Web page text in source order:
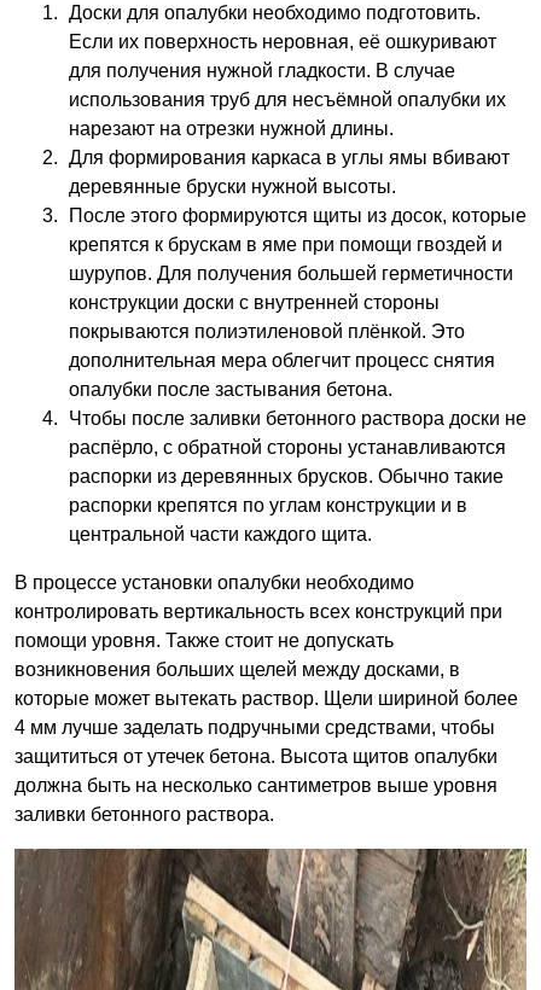
Доски для опалубки необходимо подготовить.
Если их поверхность неровная, её ошкуривают
для получения нужной гладкости. В случае
использования труб для несъёмной опалубки их
нарезают на отрезки нужной длины.
Для формирования каркаса в углы ямы вбивают
деревянные бруски нужной высоты.
После этого формируются щиты из досок, которые
крепятся к брускам в яме при помощи гвоздей и
шурупов. Для получения большей герметичности
конструкции доски с внутренней стороны
покрываются полиэтиленовой плёнкой. Это
дополнительная мера облегчит процесс снятия
опалубки после застывания бетона.
Чтобы после заливки бетонного раствора доски не
распёрло, с обратной стороны устанавливаются
распорки из деревянных брусков. Обычно такие
распорки крепятся по углам конструкции и в
центральной части каждого щита.
В процессе установки опалубки необходимо
контролировать вертикальность всех конструкций при
помощи уровня. Также стоит не допускать
возникновения больших щелей между досками, в
которые может вытекать раствор. Щели шириной более
4 мм лучше заделать подручными средствами, чтобы
защититься от утечек бетона. Высота щитов опалубки
должна быть на несколько сантиметров выше уровня
заливки бетонного раствора.